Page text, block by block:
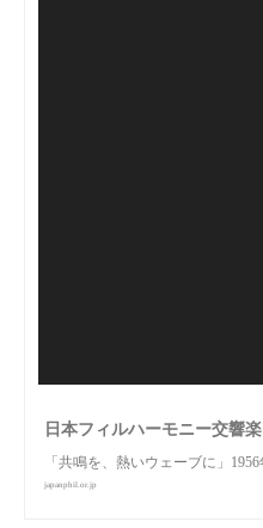
日本フィルハーモニー交響
「共鳴を、熱いウェーブに」
japanphil.or.jp